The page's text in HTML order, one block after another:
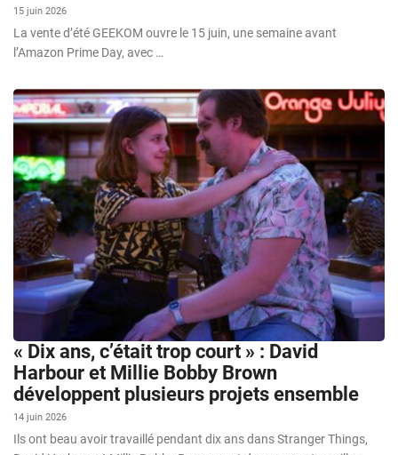
15 juin 2026
La vente d’été GEEKOM ouvre le 15 juin, une semaine avant
l’Amazon Prime Day, avec …
« Dix ans, c’était trop court » : David
Harbour et Millie Bobby Brown
développent plusieurs projets ensemble
14 juin 2026
Ils ont beau avoir travaillé pendant dix ans dans Stranger Things,